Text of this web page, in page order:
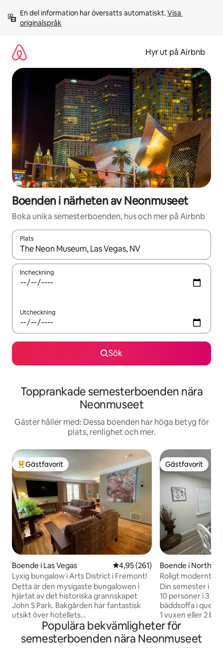
innehåll
En del information har översatts automatiskt. Visa
originalspråk
Hyr ut på Airbnb
Boenden i närheten av Neonmuseet
Boka unika semesterboenden, hus och mer på Airbnb
Plats
När resultaten är tillgängliga kan du navigera med upp- och
Incheckning
Utcheckning
Sök
Topprankade semesterboenden nära
Neonmuseet
Gäster håller med: Dessa boenden har höga betyg för
plats, renlighet och mer.
Populär gästfavorit
Gästfavorit
Boende i Las Vegas 4,95 av 5 i genomsnittligt
4,95 (261)
Lyxig bungalow i Arts District i Fremont!
Detta är den mysigaste bungalowen i
hjärtat av det historiska grannskapet
John S Park. Bakgården har fantastisk
utsikt över hotellets
sommarfyrverkerier (juni/juli)! - Mycket
djurvänligt! - 77 poäng för promenader,
64 poäng för kollektivtrafik, 55 poäng för
Gästfavorit
Gästfavorit
Boende i North
Roligt modernt
5 min Fremont
Din semester i
10 personer i 3
bäddsoffa i
1 vuxen eller 2
Fremont St. och
The Strip en kort
med snabbt WiFi
Populära bekvämligheter för
semesterboenden nära Neonmuseet